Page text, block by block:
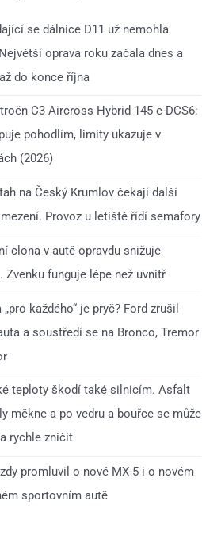
se dálnice D11 už nemohla
oprava roku začala dnes a
do konce října
C3 Aircross Hybrid 145 e-DCS6:
pohodlím, limity ukazuje v
(2026)
na Český Krumlov čekají další
Provoz u letiště řídí semafory
clona v autě opravdu snižuje
Zvenku funguje lépe než uvnitř
každého“ je pryč? Ford zrušil
a soustředí se na Bronco, Tremor
teploty škodí také silnicím. Asfalt
měkne a po vedru a bouřce se může
rychle zničit
promluvil o nové MX-5 i o novém
sportovním autě